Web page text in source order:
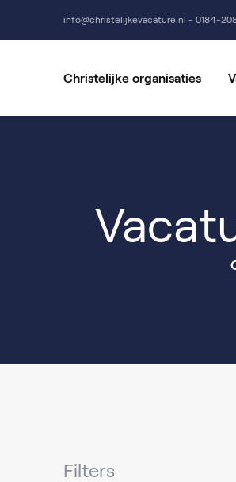
info@christelijkevacature.nl - 0184-
Christelijke organisaties
Filters